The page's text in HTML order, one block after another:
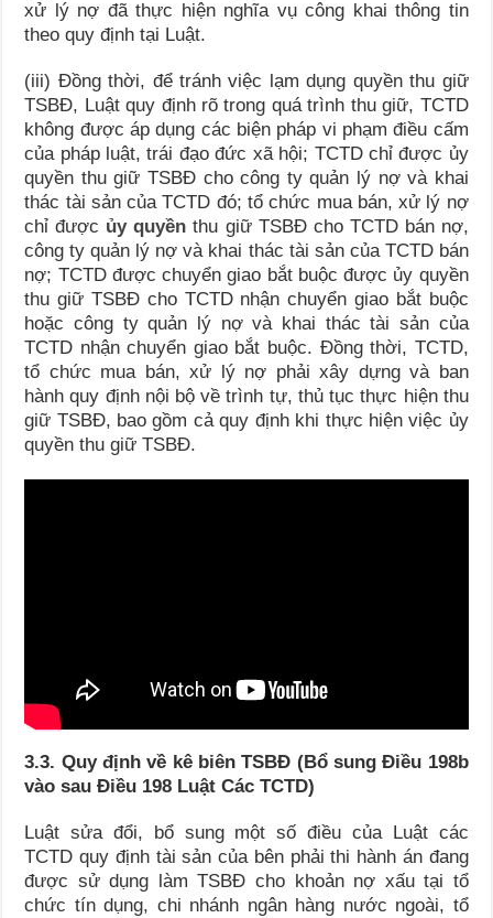
xử lý nợ đã thực hiện nghĩa vụ công khai thông tin
theo quy định tại Luật.
(iii) Đồng thời, để tránh việc lạm dụng quyền thu giữ
TSBĐ, Luật quy định rõ trong quá trình thu giữ, TCTD
không được áp dụng các biện pháp vi phạm điều cấm
của pháp luật, trái đạo đức xã hội; TCTD chỉ được ủy
quyền thu giữ TSBĐ cho công ty quản lý nợ và khai
thác tài sản của TCTD đó; tổ chức mua bán, xử lý nợ
chỉ được ủy quyền thu giữ TSBĐ cho TCTD bán nợ,
công ty quản lý nợ và khai thác tài sản của TCTD bán
nợ; TCTD được chuyển giao bắt buộc được ủy quyền
thu giữ TSBĐ cho TCTD nhận chuyển giao bắt buộc
hoặc công ty quản lý nợ và khai thác tài sản của
TCTD nhận chuyển giao bắt buộc. Đồng thời, TCTD,
tổ chức mua bán, xử lý nợ phải xây dựng và ban
hành quy định nội bộ về trình tự, thủ tục thực hiện thu
giữ TSBĐ, bao gồm cả quy định khi thực hiện việc ủy
quyền thu giữ TSBĐ.
3.3. Quy định về kê biên TSBĐ (Bổ sung Điều 198b
vào sau Điều 198 Luật Các TCTD)
Luật sửa đổi, bổ sung một số điều của Luật các
TCTD quy định tài sản của bên phải thi hành án đang
được sử dụng làm TSBĐ cho khoản nợ xấu tại tổ
chức tín dụng, chi nhánh ngân hàng nước ngoài, tổ